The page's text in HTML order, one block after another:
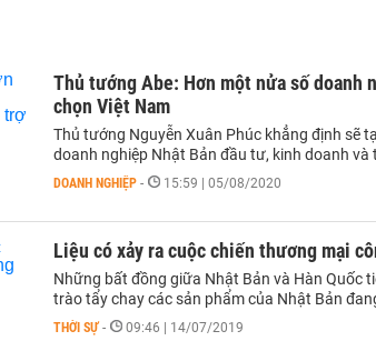
Thủ tướng Abe: Hơn một nửa số doanh
chọn Việt Nam
Thủ tướng Nguyễn Xuân Phúc khẳng định sẽ
doanh nghiệp Nhật Bản đầu tư, kinh doanh và
DOANH NGHIỆP - 15:59 | 05/08/2020
Liệu có xảy ra cuộc chiến thương mại
Những bất đồng giữa Nhật Bản và Hàn Quốc
trào tẩy chay các sản phẩm của Nhật Bản
THỜI SỰ - 09:46 | 14/07/2019